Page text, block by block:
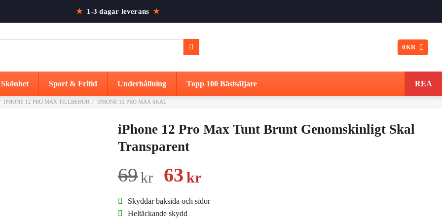
★ 1-3 dagar leverans ★
0KR
Skönhet Sport & Fritid Underhållning Topp 100 Bästsäljare REA
IPHONE 12 PRO MAX TILLBEHÖR / IPHONE 12 PRO MAX SKAL
iPhone 12 Pro Max Tunt Brunt Genomskinligt Skal
Transparent
69kr
Det
ursprungliga
priset
63 krDet
nuvarande
Skyddar baksida och sidor
Heltäckande skydd